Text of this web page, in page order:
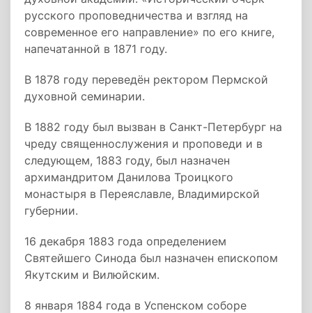
русского проповедничества и взгляд на
современное его направление» по его книге,
напечатанной в 1871 году.
В 1878 году переведён ректором Пермской
духовной семинарии.
В 1882 году был вызван в Санкт-Петербург на
чреду священнослужения и проповеди и в
следующем, 1883 году, был назначен
архимандритом Данилова Троицкого
монастыря в Переяславле, Владимирской
губернии.
16 декабря 1883 года определением
Святейшего Синода был назначен епископом
Якутским и Вилюйским.
8 января 1884 года в Успенском соборе